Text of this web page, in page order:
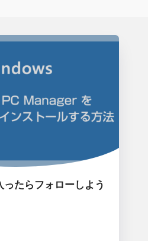
ったらフォローしよう